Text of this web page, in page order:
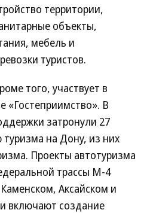
территории,
объекты,
мебель и
туристов.
того, участвует в
«Гостеприимство». В
затронули 27
на Дону, из них
Проекты автотуризма
трассы М-4
Аксайском и
включают создание